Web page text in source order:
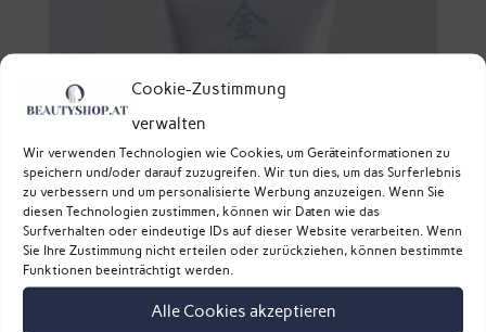
Cookie-Zustimmung
verwalten
Wir verwenden Technologien wie Cookies, um Geräteinformationen zu
speichern und/oder darauf zuzugreifen. Wir tun dies, um das Surferlebnis
zu verbessern und um personalisierte Werbung anzuzeigen. Wenn Sie
diesen Technologien zustimmen, können wir Daten wie das
Surfverhalten oder eindeutige IDs auf dieser Website verarbeiten. Wenn
Sie Ihre Zustimmung nicht erteilen oder zurückziehen, können bestimmte
Funktionen beeinträchtigt werden.
Alle Cookies akzeptieren